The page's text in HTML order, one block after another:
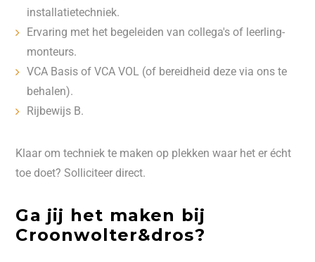
installatietechniek.
Ervaring met het begeleiden van collega's of leerling-
monteurs.
VCA Basis of VCA VOL (of bereidheid deze via ons te
behalen).
Rijbewijs B.
Klaar om techniek te maken op plekken waar het er écht
toe doet? Solliciteer direct.
Ga jij het maken bij
Croonwolter&dros?